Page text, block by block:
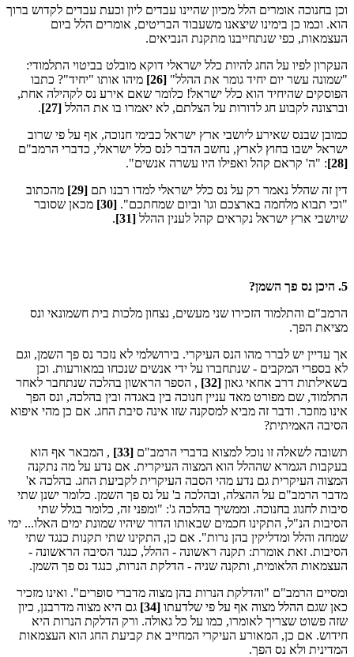
וכן בחנוכה אומרים הלל מכיון שהיינו עבדים ליון וכעת עבדים לקדוש ברוך
הוא. וכמו כן בימינו שיצאנו משעבוד הבריטים, אומרים הלל ביום
העצמאות, כפי שנתחייבנו מתקנת הנביאים.
העקרון לפיו על החג להיות כלל ישראלי דוקא מובלט בביטוי התלמודי:
"שמונה עשר יום יחיד גומר את ההלל" [26]
מיהו אותו "יחיד"? כתבו
הפוסקים שהיחיד הוא כלל ישראל! כלומר שאם אירע נס לקהילה אחת,
וברצונה לקבוע חג לדורות על הצלתם, לא יאמרו בו את ההלל [27]
.
כמובן שבנס שאירע ליושבי ארץ ישראל כבימי חנוכה, אף על פי שרוב
ישראל ישבו בחוץ לארץ, נחשב הדבר לנס כלל ישראלי, כדברי הרמב"ם
[28]
: "ה' קראם קהל ואפילו היו עשרה אנשים".
דין זה שהלל נאמר רק על נס כלל ישראלי למדו רבנו תם [29]
מהכתוב
"וכי תבוא מלחמה בארצכם וגו' וביום שמחתכם". [30]
מכאן שסובר
שיושבי ארץ ישראל נקראים קהל לענין ההלל [31]
.
5. היכן נס פך השמן?
הרמב"ם והתלמוד הזכירו שני מעשים, נצחון מלכות בית חשמונאי ונס
מציאת הפך.
אך עדיין יש לברר מהו הנס העיקרי. בירושלמי לא נזכר נס פך השמן, וגם
לא בספרי המקבים - שנתחברו על ידי אנשים שנכחו במאורעות. וכן
בשאילתות דרב אחאי גאון [32]
, הספר הראשון בהלכה שנתחבר לאחר
התלמוד, שם מפורט מאד עניין חנוכה בין באגדה ובין בהלכה, ונס הפך
אינו מוזכר. ודבר זה מביא למסקנה שזו אינה סיבת החג. אם כן מהי איפוא
הסיבה האמיתית?
תשובה לשאלה זו נוכל למצוא בדברי הרמב"ם [33]
, המבאר אף הוא
בעקבות הגמרא שההלל הוא המצוה העיקרית. אם נדע על מה נתקנה
המצוה העיקרית גם נדע מהי הסבה העיקרית לקביעת החג. בהלכה א'
מדבר הרמב"ם על ההצלה, ובהלכה ב' על נס פך השמן. כלומר ישנן שתי
סיבות לחגוג בחנוכה. וממשיך בהלכה ג': "ומפני זה, כלומר בגלל שתי
הסיבות הנ"ל, התקינו חכמים שבאותו הדור שיהיו שמונת ימים האלו... ימי
שמחה והלל ומדליקין בהן נרות". אם כן, התקינו שתי תקנות כנגד שתי
הסיבות. זאת אומרת: תקנה ראשונה - ההלל, כנגד הסיבה הראשונה -
העצמאות הלאומית, ותקנה שניה - הדלקת הנרות, כנגד נס פך השמן.
ומסיים הרמב"ם "והדלקת הנרות בהן מצוה מדברי סופרים". ואינו מזכיר
כאן שגם ההלל מצוה אף על פי שלדעתו [34]
גם היא מצוה מדרבנן, כיון
שזה פשוט שצריך לאומרו, כמו על כל גאולה. ורק הדלקת הנרות היא
חידוש. אם כן, המאורע העיקרי המחייב את קביעת החג הוא העצמאות
המדינית ולא נס הפך.